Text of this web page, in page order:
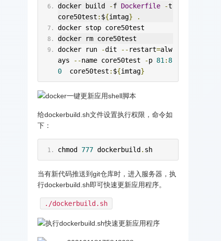
docker build
-f Dockerfile -t
core50test : ${imtag}
.
docker stop core50test
docker rm core50test
docker run
-dit -- restart=alw
ays
--name core50test -p 81 : 8
0
  core50test
: ${imtag}
给dockerbuild.sh文件设置执行权限，命令如
下：
chmod 777 dockerbuild . sh
当有新代码推送到git仓库时，进入服务器，执
行dockerbuild.sh即可快速更新应用程序。
./dockerbuild.sh